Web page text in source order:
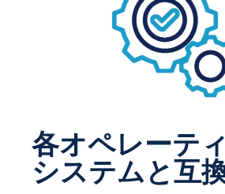
各オペレーテ
システムと互